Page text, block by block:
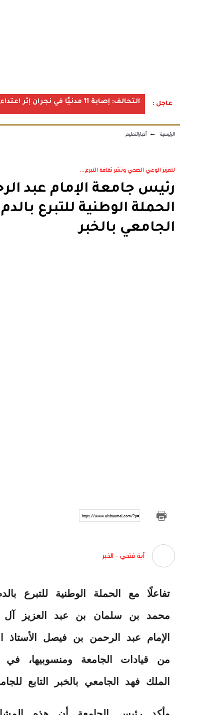
عاجل : التحالف: إصابة 11 مدنيًا في نجران إثر اعتداء حوثي استهدف الأعيان المدنية
الرئيسية ← أخبارالتعليم
لتعزيز الوعي الصحي ونشر ثقافة التبرع...
رئيس جامعة الإمام عبد
الحملة الوطنية للتبرع
الجامعي بالخبر
https://www.alshaamal.com/?p=303206
آية فتحي - الخبر
تفاعلًا مع الحملة الوطنية للتبرع
محمد بن سلمان بن عبد العزيز
الإمام عبد الرحمن بن فيصل
من قيادات الجامعة ومنسوبيها،
الملك فهد الجامعي بالخبر التابع